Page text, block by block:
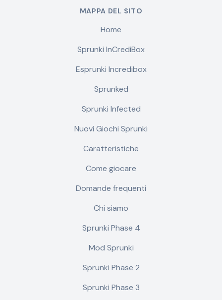
MAPPA DEL SITO
Home
Sprunki InCrediBox
Esprunki Incredibox
Sprunked
Sprunki Infected
Nuovi Giochi Sprunki
Caratteristiche
Come giocare
Domande frequenti
Chi siamo
Sprunki Phase 4
Mod Sprunki
Sprunki Phase 2
Sprunki Phase 3